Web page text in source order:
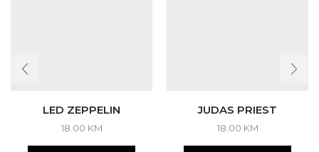
LED ZEPPELIN
18.00 KM
JUDAS PRIEST
18.00 KM